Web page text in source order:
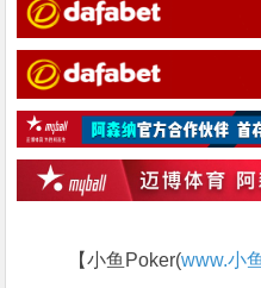
【小鱼Poker(www.小